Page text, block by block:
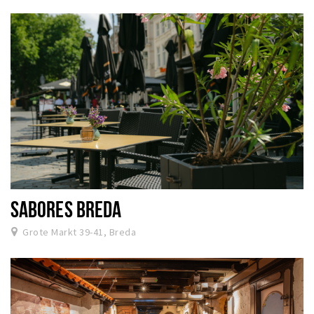
SABORES BREDA
Grote Markt 39-41, Breda